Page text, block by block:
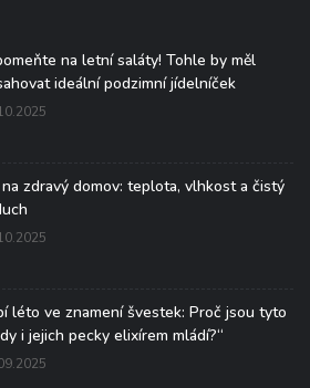
na letní saláty! Tohle by měl
ideální podzimní jídelníček
na zdravý domov: teplota, vlhkost a čistý
léto ve znamení švestek: Proč jsou tyto
i jejich pecky elixírem mládí?“